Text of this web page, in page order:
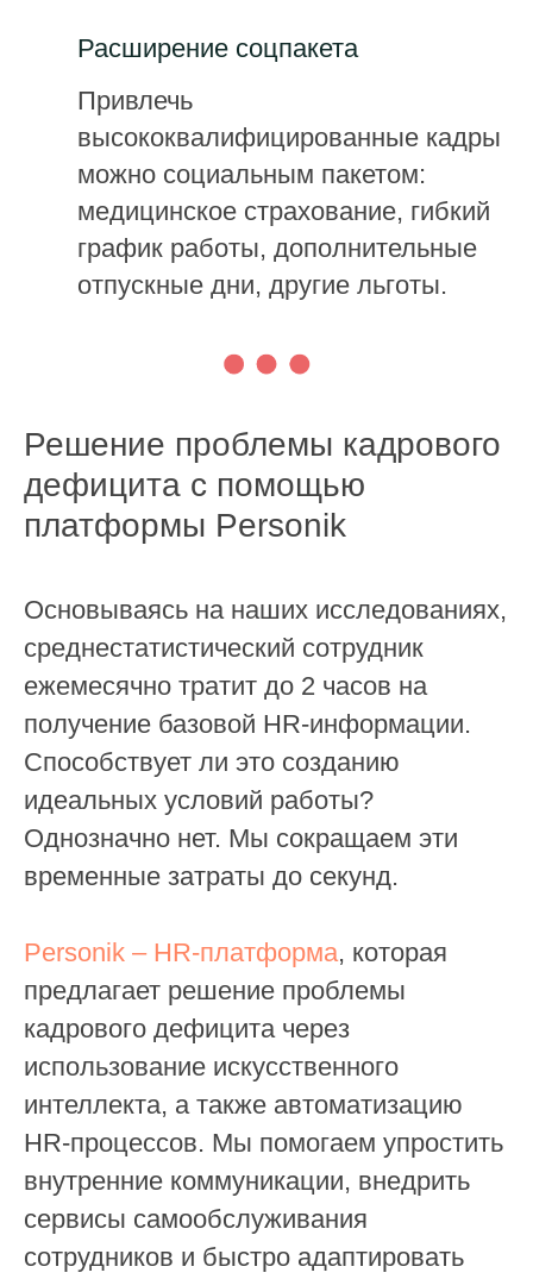
Расширение соцпакета
Привлечь
высококвалифицированные кадры
можно социальным пакетом:
медицинское страхование, гибкий
график работы, дополнительные
отпускные дни, другие льготы.
Решение проблемы кадрового
дефицита с помощью
платформы Personik
Основываясь на наших исследованиях,
среднестатистический сотрудник
ежемесячно тратит до 2 часов на
получение базовой HR-информации.
Способствует ли это созданию
идеальных условий работы?
Однозначно нет. Мы сокращаем эти
временные затраты до секунд.
Personik – HR-платформа, которая
предлагает решение проблемы
кадрового дефицита через
использование искусственного
интеллекта, а также автоматизацию
HR-процессов. Мы помогаем упростить
внутренние коммуникации, внедрить
сервисы самообслуживания
сотрудников и быстро адаптировать